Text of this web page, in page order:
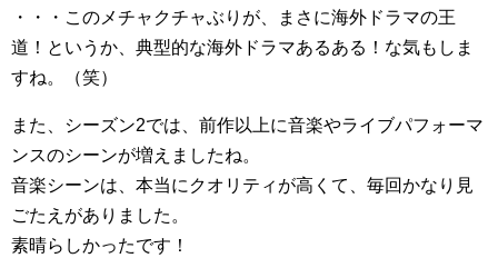
・・・このメチャクチャぶりが、まさに海外ドラマの王
道！というか、典型的な海外ドラマあるある！な気もしま
すね。（笑）
また、シーズン2では、前作以上に音楽やライブパフォーマ
ンスのシーンが増えましたね。
音楽シーンは、本当にクオリティが高くて、毎回かなり見
ごたえがありました。
素晴らしかったです！